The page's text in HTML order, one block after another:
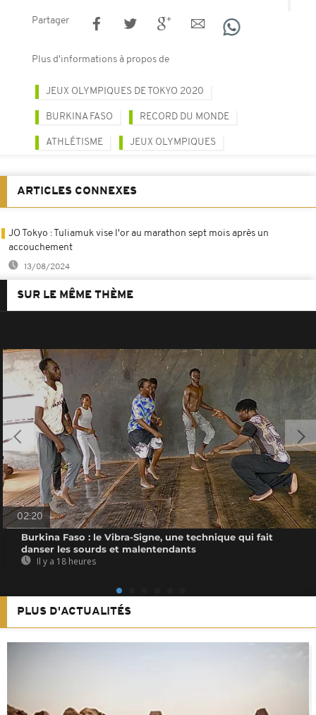
Partager
Plus d'informations à propos de
JEUX OLYMPIQUES DE TOKYO 2020
BURKINA FASO RECORD DU MONDE
ATHLÉTISME JEUX OLYMPIQUES
ARTICLES CONNEXES
JO Tokyo : Tuliamuk vise l'or au marathon sept mois après un
accouchement
13/08/2024
SUR LE MÊME THÈME
02:20
Burkina Faso : le Vibra-Signe, une technique qui fait
danser les sourds et malentendants
Il y a 18 heures
PLUS D'ACTUALITÉS